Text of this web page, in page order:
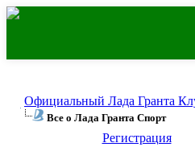
Официальный Лада Гранта
Все о Лада Гранта Спорт
Регистрация